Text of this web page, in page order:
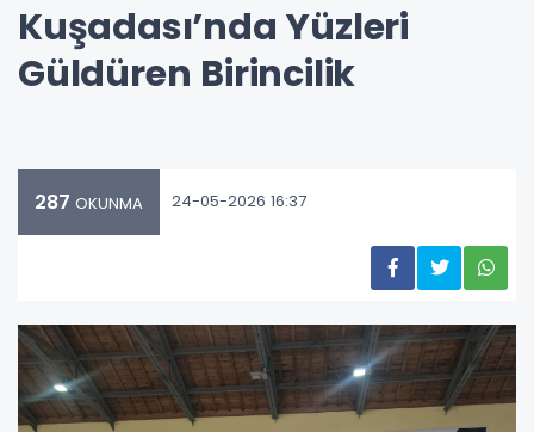
Kuşadası’nda Yüzleri
Güldüren Birincilik
287 OKUNMA 24-05-2026 16:37